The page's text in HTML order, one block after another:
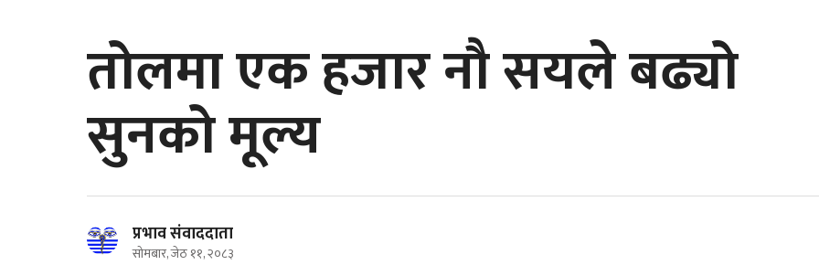
तोलमा एक हजार नौ सयले बढ्यो
सुनको मूल्य
प्रभाव संवाददाता
सोमबार, जेठ ११, २०८३